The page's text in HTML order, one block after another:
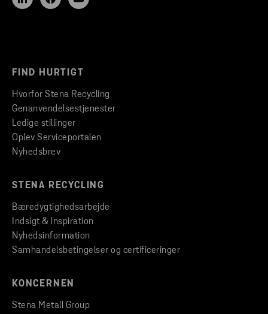
FIND HURTIGT
Hvorfor Stena Recycling
Genanvendelsestjenester
Ledige stillinger
Oplev Serviceportalen
Nyhedsbrev
STENA RECYCLING
Bæredygtighedsarbejde
Indsigt & Inspiration
Nyhedsinformation
Samhandelsbetingelser og certificeringer
KONCERNEN
Stena Metall Group